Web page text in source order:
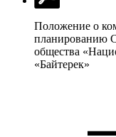
Положение о
планированию
общества
«Байтерек»